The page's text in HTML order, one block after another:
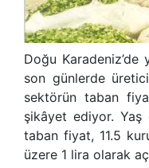
Doğu Karadeniz’de
son günlerde
sektörün taban
şikâyet ediyor.
taban fiyat, 11.5
üzere 1 lira olarak